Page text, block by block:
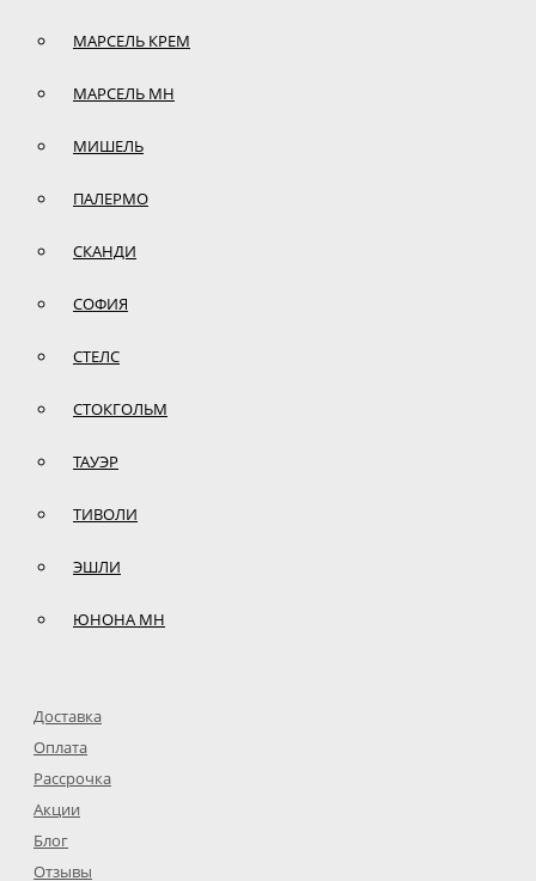
МАРСЕЛЬ КРЕМ
МАРСЕЛЬ МН
МИШЕЛЬ
ПАЛЕРМО
СКАНДИ
СОФИЯ
СТЕЛС
СТОКГОЛЬМ
ТАУЭР
ТИВОЛИ
ЭШЛИ
ЮНОНА МН
Доставка
Оплата
Рассрочка
Акции
Блог
Отзывы